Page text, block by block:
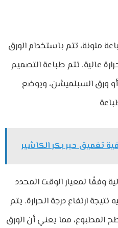
ملونة، تتم باستخدام الورق
عالية. تتم طباعة التصميم
أو ورق السبلميشن، ويوضع
تغميق حبر بكر الكاشير
وفقًا لمعيار الوقت المحدد
ارتفاع درجة الحرارة. يتم
المطبوع، مما يعني أن الورق